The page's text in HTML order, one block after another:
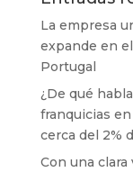
La empresa
expande en
Portugal
¿De qué
franquicias
cerca del 2%
Con una